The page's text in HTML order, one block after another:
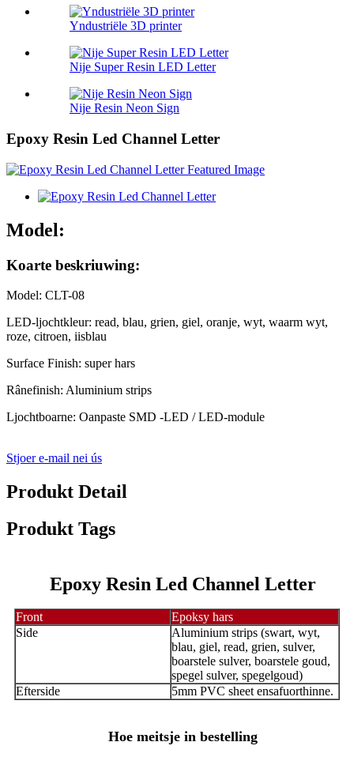
Yndustriële 3D printer
Nije Super Resin LED Letter
Nije Resin Neon Sign
Epoxy Resin Led Channel Letter
Model:
Koarte beskriuwing:
Model: CLT-08
LED-ljochtkleur: read, blau, grien, giel, oranje, wyt, waarm wyt,
roze, citroen, iisblau
Surface Finish: super hars
Rânefinish: Aluminium strips
Ljochtboarne: Oanpaste SMD -LED / LED-module
Stjoer e-mail nei ús
Produkt Detail
Produkt Tags
Epoxy Resin Led Channel Letter
Front
Epoksy hars
Side
Aluminium strips (swart, wyt,
blau, giel, read, grien, sulver,
boarstele sulver, boarstele goud,
spegel sulver, spegelgoud)
Efterside
5mm PVC sheet ensafuorthinne.
Hoe meitsje in bestelling